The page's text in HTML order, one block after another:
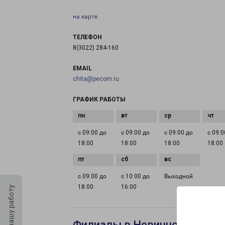
на карте
ТЕЛЕФОН
8(3022) 284-160
EMAIL
chita@pecom.ru
ГРАФИК РАБОТЫ
с 09:00 до
18:00
с 09:00 до
18:00
с 09:00 до
18:00
с
18:00
с 09:00 до
18:00
с 10:00 до
16:00
Выходной